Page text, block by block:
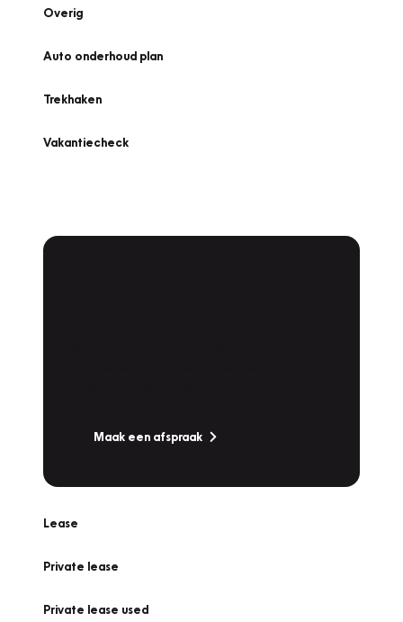
Overig
Auto onderhoud plan
Trekhaken
Vakantiecheck
Maak een afspraak
Lease
Private lease
Private lease used